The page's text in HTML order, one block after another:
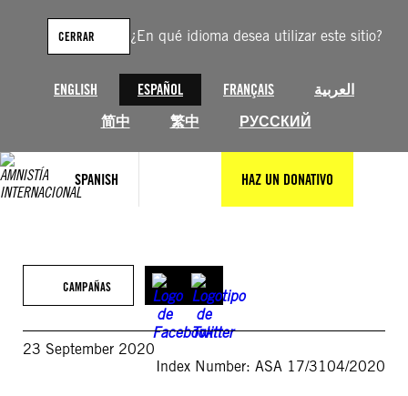
¿En qué idioma desea utilizar este sitio?
ENGLISH ESPAÑOL FRANÇAIS
العربية
简中
繁中 РУССКИЙ
CERRAR
SPANISH HAZ UN DONATIVO
contenido
CAMPAÑAS
23 September 2020
Index Number: ASA 17/3104/2020